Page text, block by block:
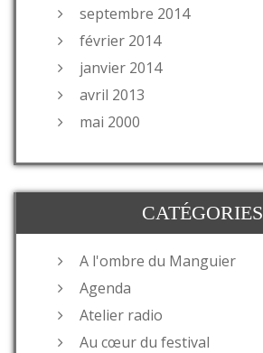
septembre 2014
février 2014
janvier 2014
avril 2013
mai 2000
CATÉGORIES
A l'ombre du Manguier
Agenda
Atelier radio
Au cœur du festival